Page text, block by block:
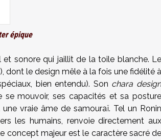
épique
sonore qui jaillit de la toile blanche. Le
dont le design mêle à la fois une fidélité à
bien entendu). Son chara
se mouvoir, ses capacités et sa posture
vraie âme de samouraï. Tel un Ronin
les humains, renvoie directement aux
concept majeur est le caractère sacré de